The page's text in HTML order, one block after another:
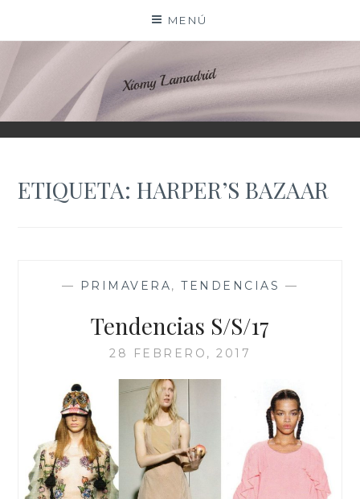
contenido
MENÚ
XIOMY LAMADRID
ETIQUETA:HARPER’S BAZAAR
— PRIMAVERA,TENDENCIAS —
Tendencias S/S/17
28 FEBRERO, 2017